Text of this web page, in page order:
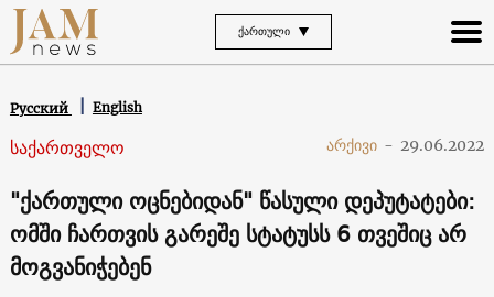
ᲥᲐᲠᲗᲣᲚᲘ
Русский English
საქართველო არქივი - 29.06.2022
"ქართული ოცნებიდან" წასული დეპუტატები:
ომში ჩართვის გარეშე სტატუსს 6 თვეშიც არ
მოგვანიჭებენ